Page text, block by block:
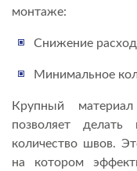
монтаже:
Снижение
Минимальное
Крупный
позволяет
количество швов.
на котором